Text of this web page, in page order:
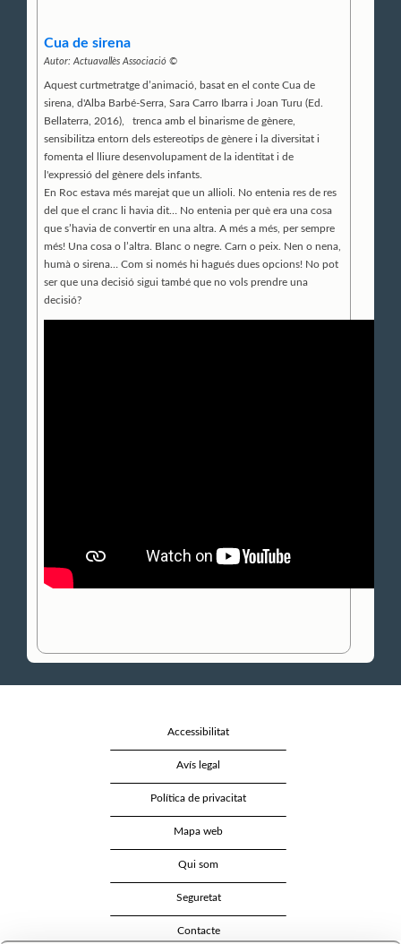
Cua de sirena
Autor: Actuavallès Associació ©
Aquest curtmetratge d’animació, basat en el conte Cua de
sirena, d'Alba Barbé-Serra, Sara Carro Ibarra i Joan Turu (Ed.
Bellaterra, 2016), trenca amb el binarisme de gènere,
sensibilitza entorn dels estereotips de gènere i la diversitat i
fomenta el lliure desenvolupament de la identitat i de
l'expressió del gènere dels infants.
En Roc estava més marejat que un allioli. No entenia res de res
del que el cranc li havia dit… No entenia per què era una cosa
que s’havia de convertir en una altra. A més a més, per sempre
més! Una cosa o l’altra. Blanc o negre. Carn o peix. Nen o nena,
humà o sirena… Com si només hi hagués dues opcions! No pot
ser que una decisió sigui també que no vols prendre una
decisió?
Accessibilitat
Avís legal
Política de privacitat
Mapa web
Qui som
Seguretat
Contacte